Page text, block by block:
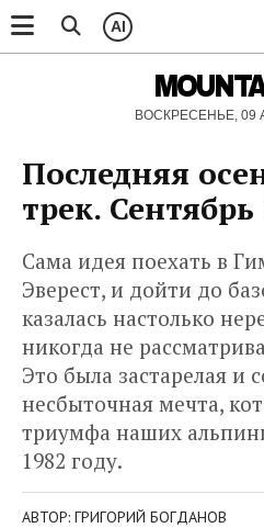
AI
ВОСКРЕСЕНЬЕ, 09
Последняя
трек. Сентябрь
Сама идея поехать в
Эверест, и дойти до
казалась настолько
никогда не
Это была застарелая и
несбыточная мечта,
триумфа наших
1982 году.
АВТОР: ГРИГОРИЙ БОГДАНОВ